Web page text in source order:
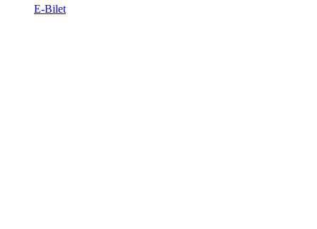
E-Bilet